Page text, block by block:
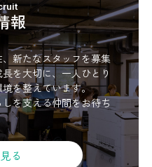
報
新たなスタッフを募集
を大切に、一人ひとり
を整えています。
を支える仲間をお待ち
る